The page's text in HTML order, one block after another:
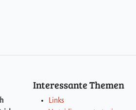
Interessante Themen
Links